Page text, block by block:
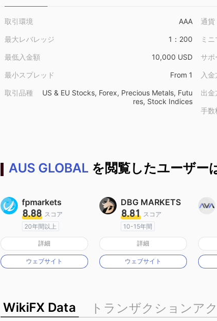
取引環境 AAA
最大レバレッジ 1：200
最低入金額 10,000 USD
最小スプレッド From 1
取引品種
US & EU Stocks, Forex, Precious Metals, Futu
res, Stock Indices
通貨
ミ
サポ
入
出金
手数
AUS GLOBAL を閲覧したユーザー
fpmarkets
8.88 スコア
20年間以上
オーストラリア規制
マーケットメイキングライセンス（MM）
詳細
ウェブサイト
DBG MARKETS
8.81 スコア
10-15年間
オーストラリア規制
マーケットメイキングライセンス（MM）
詳細
ウェブサイト
WikiFX Data トランザクションア